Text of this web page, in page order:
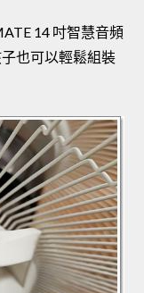
14 吋智慧音頻
也可以輕鬆組裝